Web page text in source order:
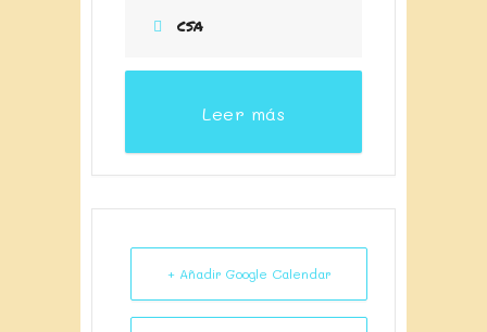
CSA
Leer más
+ Añadir Google Calendar